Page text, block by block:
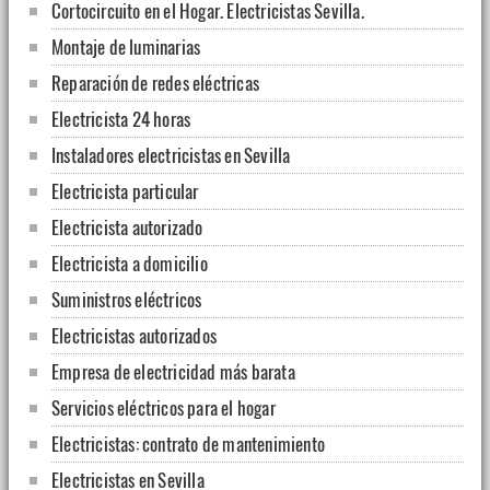
Cortocircuito en el Hogar. Electricistas Sevilla.
Montaje de luminarias
Reparación de redes eléctricas
Electricista 24 horas
Instaladores electricistas en Sevilla
Electricista particular
Electricista autorizado
Electricista a domicilio
Suministros eléctricos
Electricistas autorizados
Empresa de electricidad más barata
Servicios eléctricos para el hogar
Electricistas: contrato de mantenimiento
Electricistas en Sevilla